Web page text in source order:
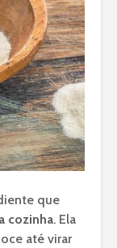
que
cozinha. Ela
até virar